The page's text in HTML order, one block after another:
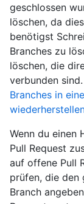
geschlossen
löschen, da
benötigst
Branches zu
löschen, die
verbunden
Branches in
Wenn du einen
Pull Request
auf offene Pull
prüfen, die den
Branch